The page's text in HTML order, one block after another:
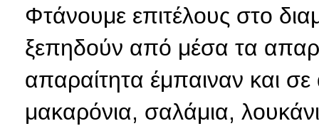
Φτάνουμε επιτέλους στο
ξεπηδούν από μέσα τα
απαραίτητα έμπαιναν και
μακαρόνια, σαλάμια,